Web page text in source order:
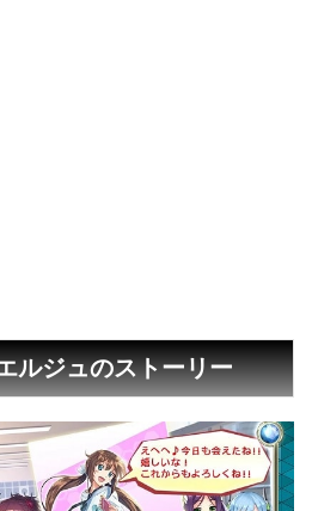
ルジュのストーリー